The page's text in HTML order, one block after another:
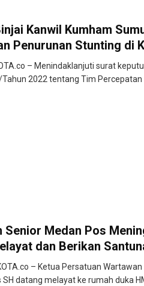
Kanwil Kumham
Penurunan Stunting di
– Menindaklanjuti surat
2022 tentang Tim Percepatan
Senior Medan Pos
dan Berikan
– Ketua Persatuan
SH datang melayat ke rumah duka